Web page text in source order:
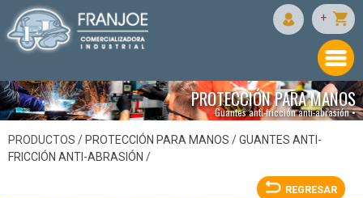
+
PROTECCIÓN PARA MANOS
Guantes anti-fricción anti-abrasión •
PRODUCTOS / PROTECCIÓN PARA MANOS /GUANTES ANTI-
FRICCIÓN ANTI-ABRASIÓN /
REGRESAR